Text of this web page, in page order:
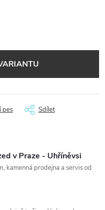
pes Sdílet
v Praze - Uhříněvsi
kamenná prodejna a servis od